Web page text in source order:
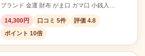
ブランド 金運 財布 がま口 ガマ口 小銭入…
14,300円 口コミ 5件
評価 4.8
ポイント 10倍